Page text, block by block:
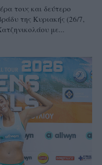
τους και δεύτερο
της Κυριακής (26/7,
με...